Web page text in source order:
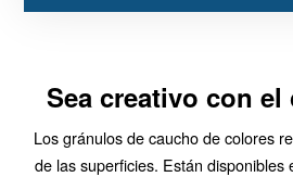
Sea creativo con el
Los gránulos de caucho de colores
de las superficies. Están disponibles